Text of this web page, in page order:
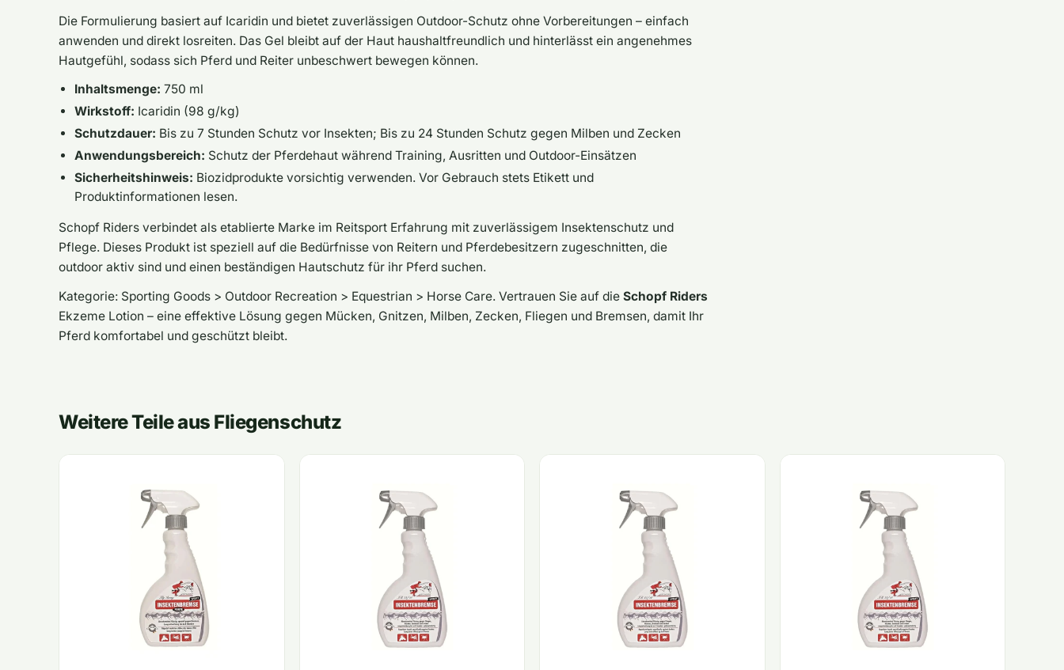
Die Formulierung basiert auf Icaridin und bietet zuverlässigen Outdoor-Schutz ohne Vorbereitungen – einfach
anwenden und direkt losreiten. Das Gel bleibt auf der Haut haushaltfreundlich und hinterlässt ein angenehmes
Hautgefühl, sodass sich Pferd und Reiter unbeschwert bewegen können.
Inhaltsmenge: 750 ml
Wirkstoff: Icaridin (98 g/kg)
Schutzdauer: Bis zu 7 Stunden Schutz vor Insekten; Bis zu 24 Stunden Schutz gegen Milben und Zecken
Anwendungsbereich: Schutz der Pferdehaut während Training, Ausritten und Outdoor-Einsätzen
Sicherheitshinweis: Biozidprodukte vorsichtig verwenden. Vor Gebrauch stets Etikett und
Produktinformationen lesen.
Schopf Riders verbindet als etablierte Marke im Reitsport Erfahrung mit zuverlässigem Insektenschutz und
Pflege. Dieses Produkt ist speziell auf die Bedürfnisse von Reitern und Pferdebesitzern zugeschnitten, die
outdoor aktiv sind und einen beständigen Hautschutz für ihr Pferd suchen.
Kategorie: Sporting Goods > Outdoor Recreation > Equestrian > Horse Care. Vertrauen Sie auf die Schopf Riders
Ekzeme Lotion – eine effektive Lösung gegen Mücken, Gnitzen, Milben, Zecken, Fliegen und Bremsen, damit Ihr
Pferd komfortabel und geschützt bleibt.
Weitere Teile aus Fliegenschutz